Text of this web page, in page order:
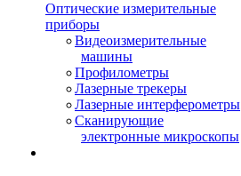
Оптические измерительные
приборы
Видеоизмерительные
машины
Профилометры
Лазерные трекеры
Лазерные интерферометры
Сканирующие
электронные микроскопы